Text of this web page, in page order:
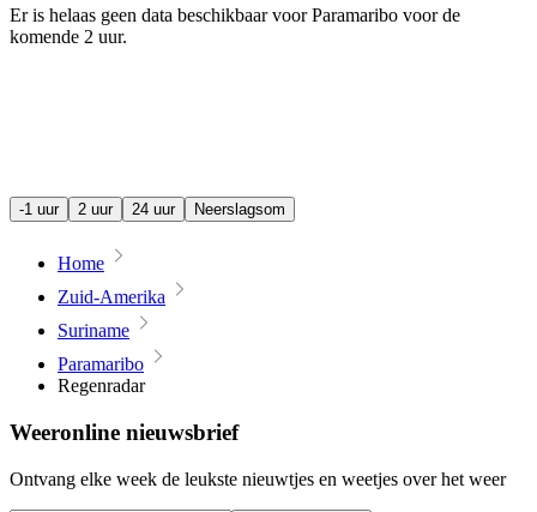
Er is helaas geen data beschikbaar voor Paramaribo voor de
komende 2 uur.
-1 uur 2 uur 24 uur Neerslagsom
Home
Zuid-Amerika
Suriname
Paramaribo
Regenradar
Weeronline nieuwsbrief
Ontvang elke week de leukste nieuwtjes en weetjes over het weer